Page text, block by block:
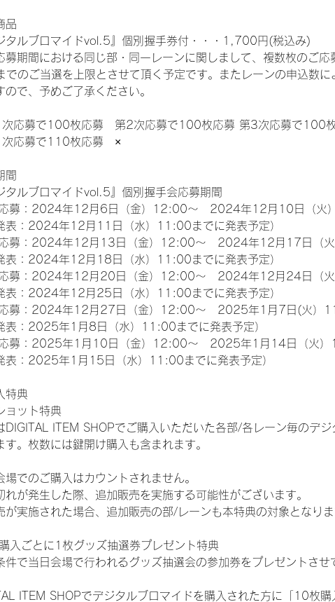
品
タルブロマイドvol.5』個別握手券付・・・1,700円(税込み)
期間における同じ部・同一レーンに関しまして、複数枚のご
でのご当選を上限とさせて頂く予定です。またレーンの申込数
ので、予めご了承ください。
次応募で100枚応募　第2次応募で100枚応募 第3次応募で100
募で110枚応募　×
間
ルブロマイドvol.5』個別握手会応募期間
募：2024年12月6日（金）12:00～　2024年12月10日（火
表：2024年12月11日（水）11:00までに発表予定）
募：2024年12月13日（金）12:00～　2024年12月17日（
表：2024年12月18日（水）11:00までに発表予定）
募：2024年12月20日（金）12:00～　2024年12月24日（
表：2024年12月25日（水）11:00までに発表予定）
募：2024年12月27日（金）12:00～　2025年1月7日(火）
表：2025年1月8日（水）11:00までに発表予定）
募：2025年1月10日（金）12:00～　2025年1月14日（火
表：2025年1月15日（水）11:00までに発表予定）
特典
ット特典
DIGITAL ITEM SHOPでご購入いただいた各部/各レーン毎のデ
す。枚数には鍵開け購入も含まれます。
でのご購入はカウントされません。
が発生した際、追加販売を実施する可能性がございます。
が実施された場合、追加販売の部/レーンも本特典の対象となりま
入ごとに1枚グッズ抽選券プレゼント特典
件で当日会場で行われるグッズ抽選会の参加券をプレゼントさせ
ITEM SHOPでデジタルブロマイドを購入された方に「10枚購